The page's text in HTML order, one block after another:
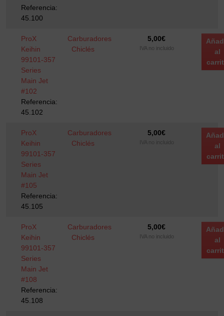
Referencia:
45.100
ProX
Keihin
99101-357
Series
Main Jet
#102
Referencia:
45.102
Carburadores
Chiclés
5,00€
IVA no incluido
al
ProX
Keihin
99101-357
Series
Main Jet
#105
Referencia:
45.105
Carburadores
Chiclés
5,00€
IVA no incluido
al
ProX
Keihin
99101-357
Series
Main Jet
#108
Referencia:
45.108
Carburadores
Chiclés
5,00€
IVA no incluido
al